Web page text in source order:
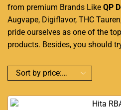
from premium Brands Like QP
Augvape, Digiflavor, THC
pride ourselves as one of the
products. Besides, you should